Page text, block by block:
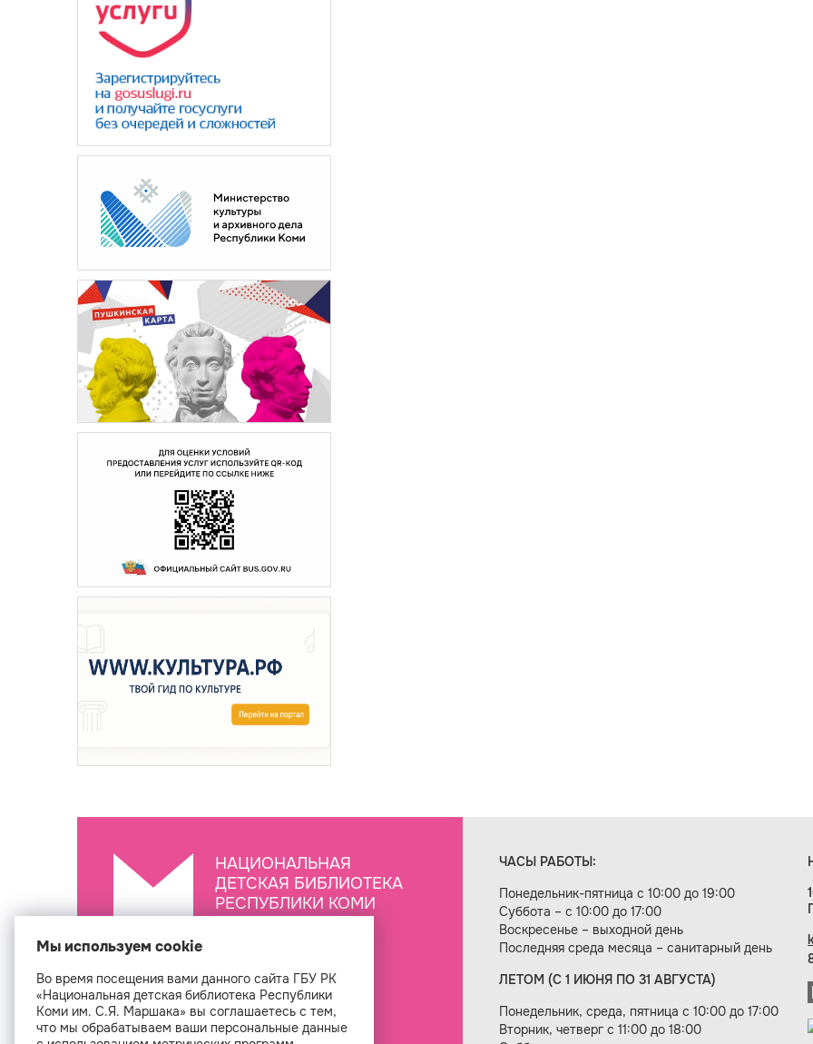
НАЦИОНАЛЬНАЯ
ДЕТСКАЯ БИБЛИОТЕКА
РЕСПУБЛИКИ КОМИ
ЧАСЫ РАБОТЫ:
Понедельник-пятница с 10:00 до 19:00
Суббота – с 10:00 до 17:00
Воскресенье – выходной день
Последняя среда месяца – санитарный день
ЛЕТОМ (С 1 ИЮНЯ ПО 31 АВГУСТА)
Понедельник, среда, пятница с 10:00 до 17:00
Вторник, четверг с 11:00 до 18:00
Создание сайта — веб-студия «Цифровой век»
Мы используем cookie
Во время посещения вами данного сайта ГБУ РК
«Национальная детская библиотека Республики
Коми им. С.Я. Маршака» вы соглашаетесь с тем,
что мы обрабатываем ваши персональные данные